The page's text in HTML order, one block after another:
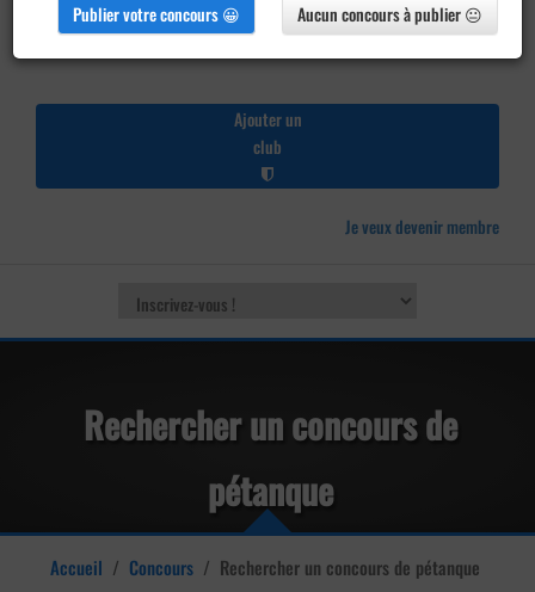
Ajouter un
club
Je veux devenir membre
Rechercher un concours de
pétanque
Accueil / Concours / Rechercher un concours de pétanque
Publier votre concours 😀 Aucun concours à publier 😐